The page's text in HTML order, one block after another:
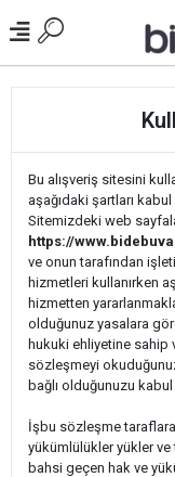
Bu alışveriş sitesini
aşağıdaki şartları
Sitemizdeki web
https://
ve onun tarafından
hizmetleri kullanırken
hizmetten
olduğunuz yasalara
hukuki ehliyetine sahip
sözleşmeyi
bağlı olduğunuzu kabul
İşbu sözleşme
yükümlülükler yükler
bahsi geçen hak ve